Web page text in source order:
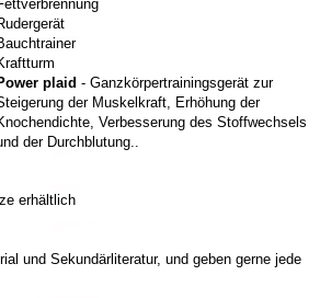
plaid - Ganzkörpertrainingsgerät zur
der Muskelkraft, Erhöhung der
Verbesserung des Stoffwechsels
der Durchblutung..
erhältlich
und Sekundärliteratur, und geben gerne jede